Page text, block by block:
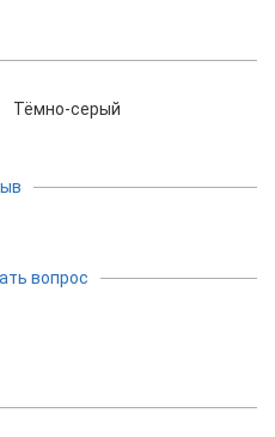
Тёмно-серый
вопрос